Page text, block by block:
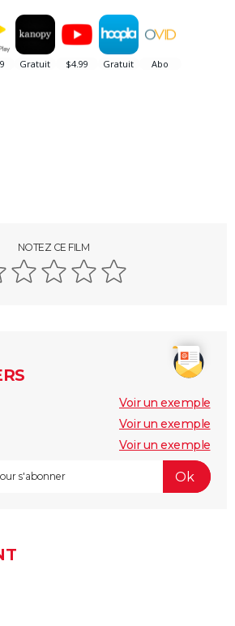
dit la réalisatrice Justine Triet
histoire vraie, casting,
l'enfer
troublant avec Virginie Efira est-il
vraie ?
ne l'a remarquée
vraie, casting, avis... Les infos
"Babygirl", thriller érotique porté
divise les critiques
critique est unanime, voici pourquoi
voir ce film au cinéma
casting, critiques, bande-
la nuit
disent les critiques presse
NOTEZ CE FILM
Voir un exemple
Voir un exemple
Voir un exemple